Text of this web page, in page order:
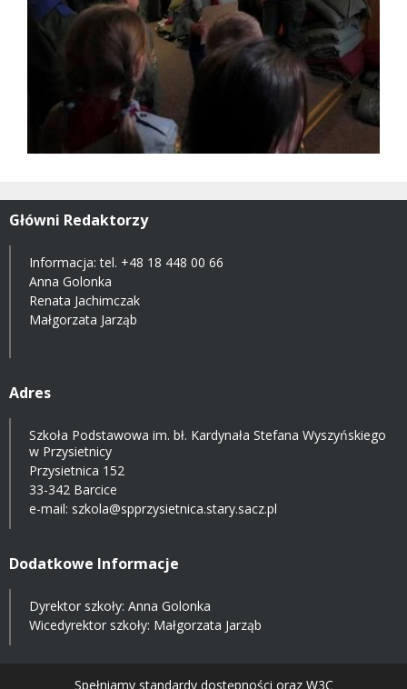
Główni Redaktorzy
Informacja: tel. +48 18 448 00 66
Anna Golonka
Renata Jachimczak
Małgorzata Jarząb
Adres
Szkoła Podstawowa im. bł. Kardynała Stefana Wyszyńskiego
w Przysietnicy
Przysietnica 152
33-342 Barcice
e-mail: szkola@spprzysietnica.stary.sacz.pl
Dodatkowe Informacje
Dyrektor szkoły: Anna Golonka
Wicedyrektor szkoły: Małgorzata Jarząb
Spełniamy standardy dostępności oraz W3C